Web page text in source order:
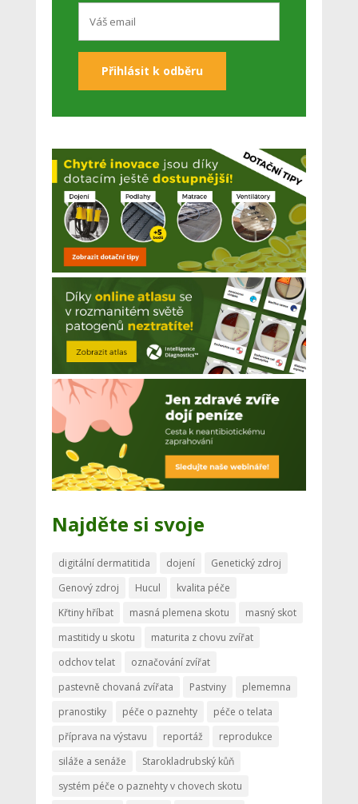
Najděte si svoje
digitální dermatitida dojení
Genetický zdroj
Genový zdroj
Hucul
kvalita péče
Křtiny hříbat
masná plemena skotu
masný skot
mastitidy u skotu
maturita z chovu zvířat
odchov telat
označování zvířat
pastevně chovaná zvířata
Pastviny
plememna
pranostiky
péče o paznehty
péče o telata
příprava na výstavu
reportáž
reprodukce
siláže a senáže
Starokladrubský kůň
systém péče o paznehty v chovech skotu